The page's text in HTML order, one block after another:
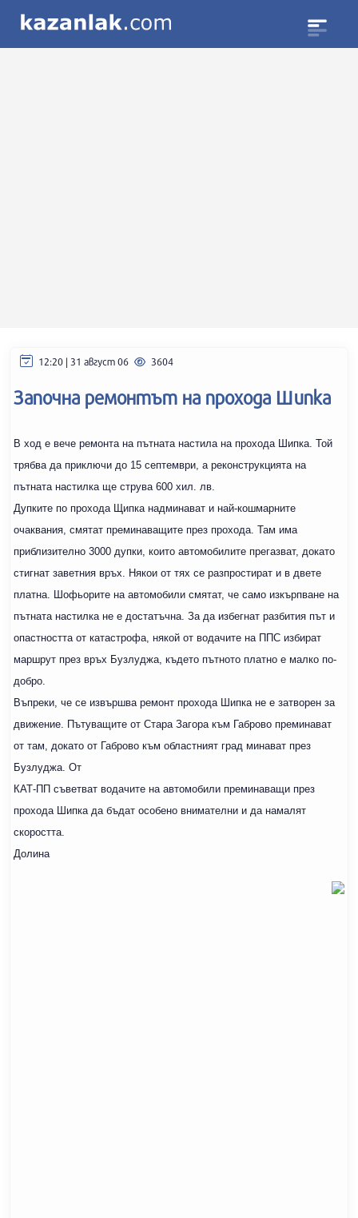
12:20 | 31 август 06 3604
Започна ремонтът на прохода Шипка
В ход е вече ремонта на пътната настила на прохода Шипка. Той
трябва да приключи до 15 септември, а реконструкцията на
пътната настилка ще струва 600 хил. лв.
Дупките по прохода Щипка надминават и най-кошмарните
очаквания, смятат преминаващите през прохода. Там има
приблизително 3000 дупки, които автомобилите прегазват, докато
стигнат заветния връх. Някои от тях се разпростират и в двете
платна. Шофьорите на автомобили смятат, че само изкърпване на
пътната настилка не е достатъчна. За да избегнат разбития път и
опастността от катастрофа, някой от водачите на ППС избират
маршрут през връх Бузлуджа, където пътното платно е малко по-
добро.
Въпреки, че се извършва ремонт прохода Шипка не е затворен за
движение. Пътуващите от Стара Загора към Габрово преминават
от там, докато от Габрово към областният град минават през
Бузлуджа. От
КАТ-ПП съветват водачите на автомобили преминаващи през
прохода Шипка да бъдат особено внимателни и да намалят
скоростта.
Долина